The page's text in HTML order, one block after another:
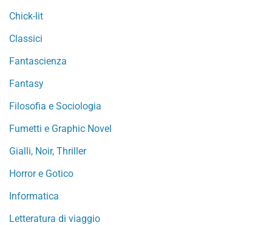
Chick-lit
Classici
Fantascienza
Fantasy
Filosofia e Sociologia
Fumetti e Graphic Novel
Gialli, Noir, Thriller
Horror e Gotico
Informatica
Letteratura di viaggio